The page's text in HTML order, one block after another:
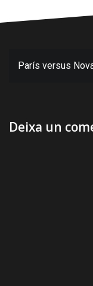
Navegació
París versus
Deixa un